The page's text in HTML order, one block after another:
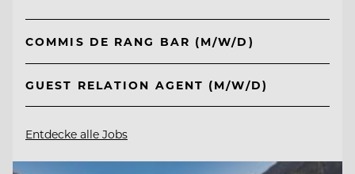
COMMIS DE RANG BAR (M/W/D)
GUEST RELATION AGENT (M/W/D)
Entdecke alle Jobs